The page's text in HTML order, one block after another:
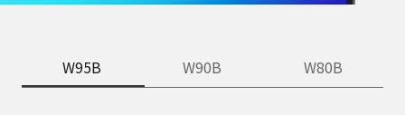
W95B W90B W80B